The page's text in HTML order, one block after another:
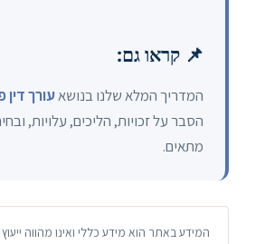
📌 קראו גם:
המדריך המלא שלנו בנושאעורך דין
הסבר על זכויות, הליכים, עלויות,
מתאים.
המידע באתר הוא מידע כללי ואינו מהווה